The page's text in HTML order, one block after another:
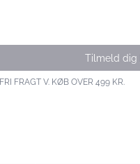
Tilmeld dig
FRI FRAGT V. KØB OVER 499 KR.